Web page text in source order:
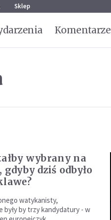
Sklep
Komentarze
wybrany na
gdyby dziś odbyło
watykanisty,
były by trzy kandydatury - w